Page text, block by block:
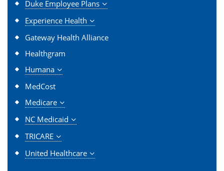
Duke Employee Plans
Experience Health
Gateway Health Alliance
Healthgram
Humana
MedCost
Medicare
NC Medicaid
TRICARE
United Healthcare